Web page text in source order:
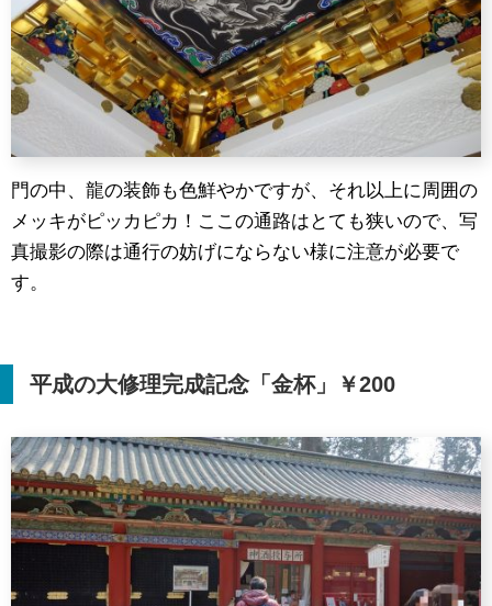
門の中、龍の装飾も色鮮やかですが、それ以上に周囲の
メッキがピッカピカ！ここの通路はとても狭いので、写
真撮影の際は通行の妨げにならない様に注意が必要で
す。
平成の大修理完成記念「金杯」￥200